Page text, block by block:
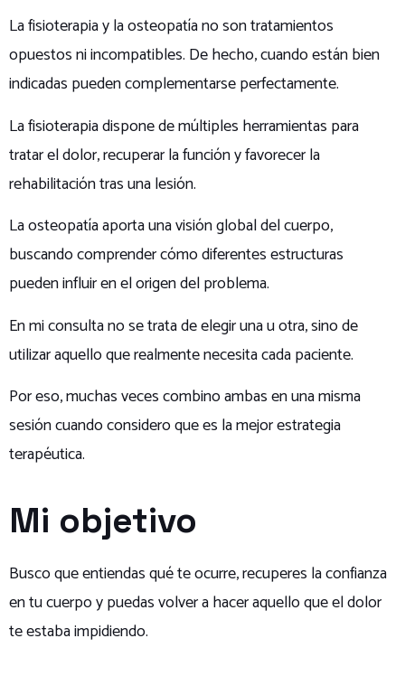
La fisioterapia y la osteopatía no son tratamientos
opuestos ni incompatibles. De hecho, cuando están bien
indicadas pueden complementarse perfectamente.
La fisioterapia dispone de múltiples herramientas para
tratar el dolor, recuperar la función y favorecer la
rehabilitación tras una lesión.
La osteopatía aporta una visión global del cuerpo,
buscando comprender cómo diferentes estructuras
pueden influir en el origen del problema.
En mi consulta no se trata de elegir una u otra, sino de
utilizar aquello que realmente necesita cada paciente.
Por eso, muchas veces combino ambas en una misma
sesión cuando considero que es la mejor estrategia
terapéutica.
Mi objetivo
Busco que entiendas qué te ocurre, recuperes la confianza
en tu cuerpo y puedas volver a hacer aquello que el dolor
te estaba impidiendo.